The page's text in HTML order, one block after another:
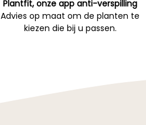
Plantfit, onze app anti-verspilling
Advies op maat om de planten te
kiezen die bij u passen.